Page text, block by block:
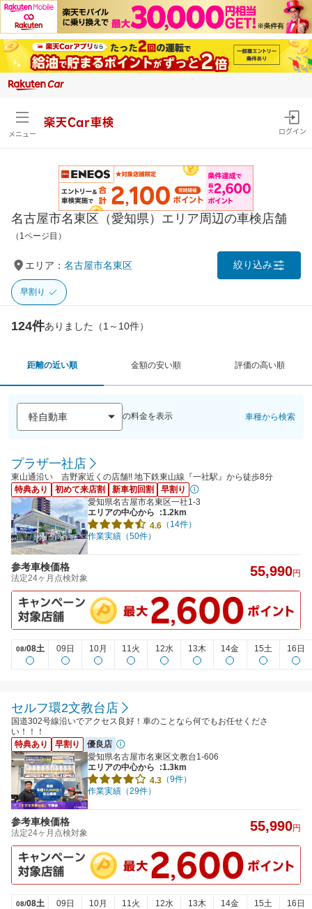
メニュー
楽天Car車検
ログイン
名古屋市名東区（愛知県）エリア周辺の車検店舗
（1ページ目）
エリア： 名古屋市名東区 絞り込み
早割り
124件ありました（1～10件）
距離の近い順 金額の安い順 評価の高い順
の料金を表示 車種から検索
プラザ一社店
東山通沿い 吉野家近くの店舗!! 地下鉄東山線『一社駅』から徒歩8分
特典あり
初めて来店割 新車初回割
早割り
愛知県名古屋市名東区一社1-3
エリアの中心から
:1.2km
4.6 （14件）
作業実績（50件）
参考車検価格
法定24ヶ月点検対象 55,990円
08/08土 09日 10月 11火 12水 13木 14金 15土 16日
セルフ環2文教台店
国道302号線沿いでアクセス良好！車のことなら何でもお任せくださ
い！！！
特典あり
早割り
優良店
愛知県名古屋市名東区文教台1-606
エリアの中心から
:1.3km
4.3 （9件）
作業実績（29件）
参考車検価格
法定24ヶ月点検対象 55,990円
08/08土 09日 10月 11火 12水 13木 14金 15土 16日